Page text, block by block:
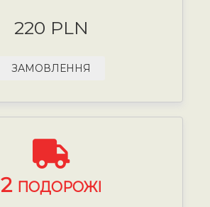
220 PLN
ЗАМОВЛЕННЯ
2 ПОДОРОЖІ